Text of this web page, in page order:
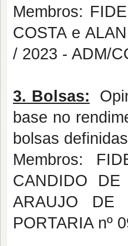
Membros:
COSTA e
/ 2023 - ADM/
3. Bolsas:
base no
bolsas
Membros:
CANDIDO DE
ARAUJO DE
PORTARIA nº